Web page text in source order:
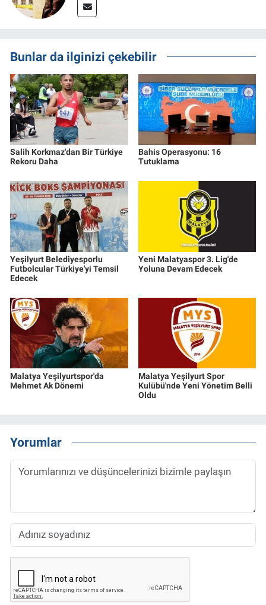
Bunlar da ilginizi çekebilir
Salih Korkmaz'dan Bir Türkiye
Rekoru Daha
Bahis Operasyonu: 16
Tutuklama
Yeşilyurt Belediyesporlu
Futbolcular Türkiye'yi Temsil
Edecek
Yeni Malatyaspor 3. Lig'de
Yoluna Devam Edecek
Malatya Yeşilyurtspor'da
Mehmet Ak Dönemi
Malatya Yeşilyurt Spor
Kulübü'nde Yeni Yönetim Belli
Oldu
Yorumlar